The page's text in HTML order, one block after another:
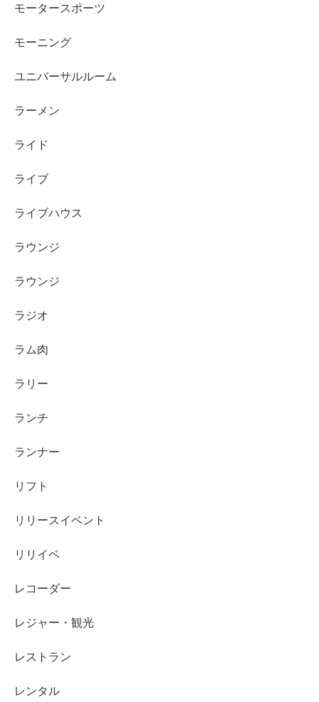
モータースポーツ
モーニング
ユニバーサルルーム
ラーメン
ライド
ライブ
ライブハウス
ラウンジ
ラウンジ
ラジオ
ラム肉
ラリー
ランチ
ランナー
リフト
リリースイベント
リリイベ
レコーダー
レジャー・観光
レストラン
レンタル